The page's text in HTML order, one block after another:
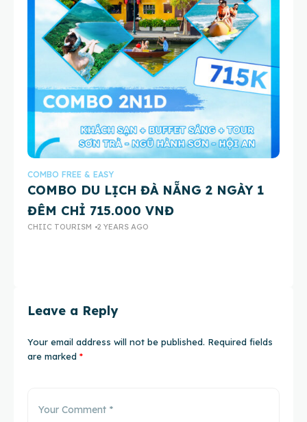
COMBO FREE & EASY
COMBO DU LỊCH ĐÀ NẴNG 2 NGÀY 1
ĐÊM CHỈ 715.000 VNĐ
CHIIC TOURISM 2 YEARS AGO
Leave a Reply
Your email address will not be published. Required fields
are marked *